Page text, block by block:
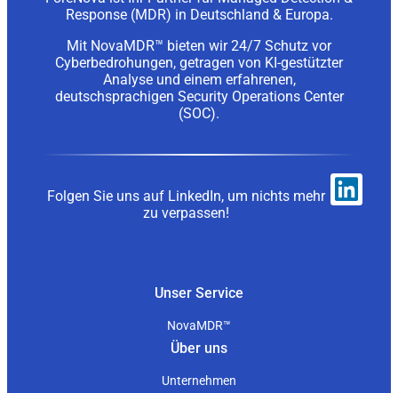
Response (MDR) in Deutschland & Europa.
Mit NovaMDR™ bieten wir 24/7 Schutz vor
Cyberbedrohungen, getragen von KI-gestützter
Analyse und einem erfahrenen,
deutschsprachigen Security Operations Center
(SOC).
Folgen Sie uns auf LinkedIn, um nichts mehr
zu verpassen!
Unser Service
NovaMDR™
Über uns
Unternehmen